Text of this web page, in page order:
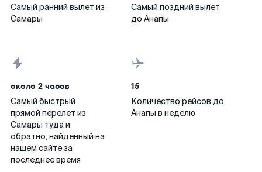
Самый ранний вылет из
Самары
Самый поздний вылет
до Анапы
около 2 часов
Самый быстрый
прямой перелет из
Самары туда и
обратно, найденный на
нашем сайте за
последнее время
15
Количество рейсов до
Анапы в неделю